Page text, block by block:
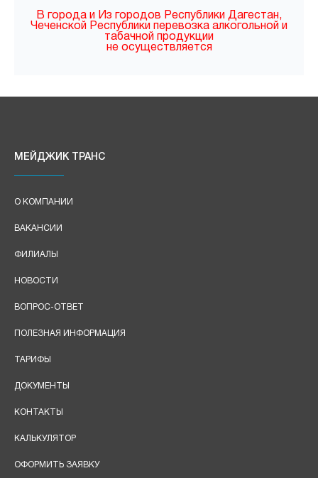
В города и Из городов Республики Дагестан,
Чеченской Республики перевозка алкогольной и
табачной продукции
не осуществляется
МЕЙДЖИК ТРАНС
О КОМПАНИИ
ВАКАНСИИ
ФИЛИАЛЫ
НОВОСТИ
ВОПРОС-ОТВЕТ
ПОЛЕЗНАЯ ИНФОРМАЦИЯ
ТАРИФЫ
ДОКУМЕНТЫ
КОНТАКТЫ
КАЛЬКУЛЯТОР
ОФОРМИТЬ ЗАЯВКУ